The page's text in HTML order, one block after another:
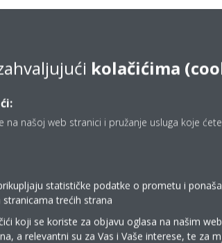
kupiti Daikin?
kolačićima
na našoj web stranici i pružanje usluga koje
statističke podatke o prometu i
trećih strana
koji se koriste za objavu oglasa na našim web
a relevantni su za Vas i Vaše interese, te za